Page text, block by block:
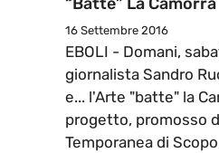
16 Settembre 2016
EBOLI - Domani,
giornalista Sandro
e... l'Arte "batte" la
progetto, promosso
Temporanea di